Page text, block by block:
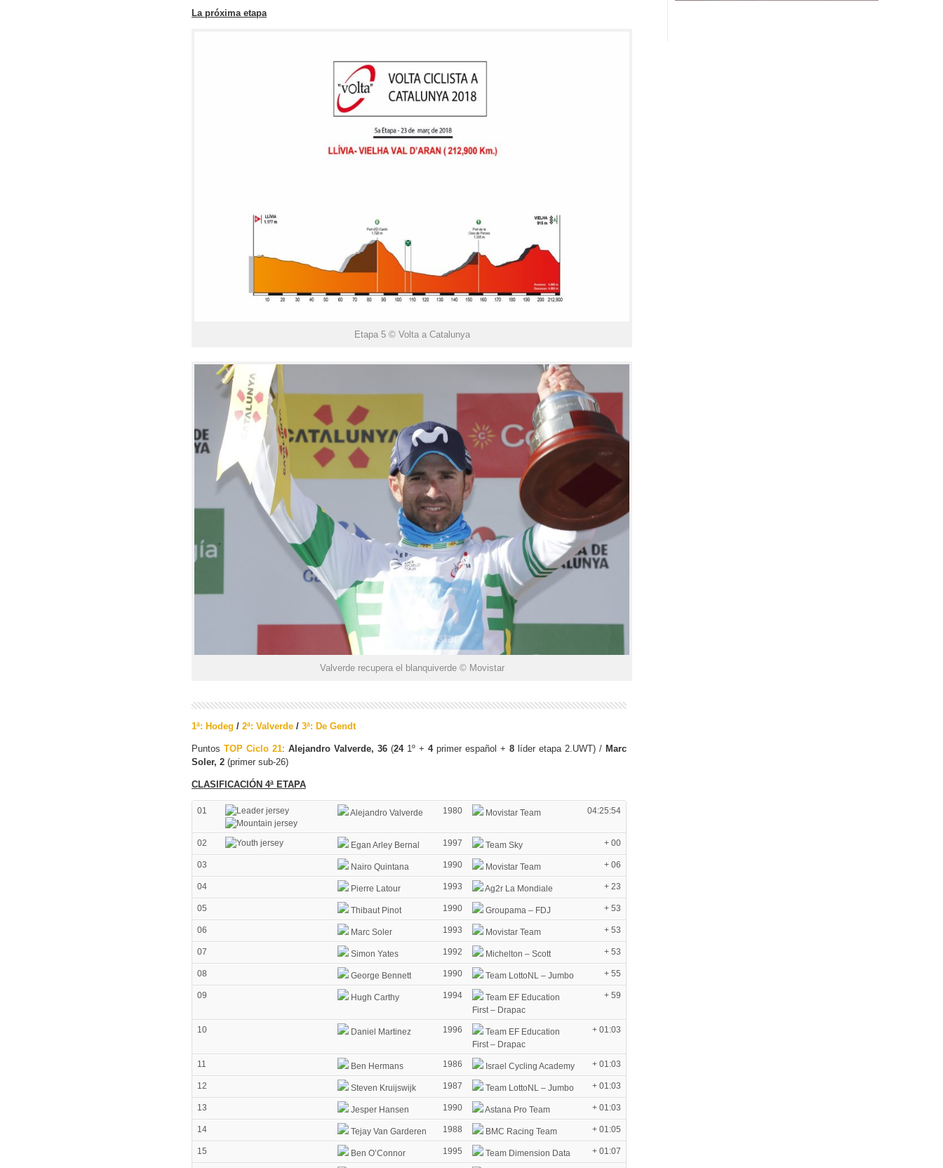
La próxima etapa
Etapa 5 © Volta a Catalunya
Valverde recupera el blanquiverde © Movistar
1ª: Hodeg / 2ª: Valverde / 3ª: De Gendt
Puntos TOP Ciclo 21: Alejandro Valverde, 36 (241º + 4primer español + 8 líder etapa 2.UWT) / Marc
Soler, 2 (primer sub-26)
CLASIFICACIÓN 4ª ETAPA
01 Alejandro Valverde 1980 Movistar Team 04:25:54
02 Egan Arley Bernal 1997 Team Sky + 00
03 Nairo Quintana 1990 Movistar Team + 06
04 Pierre Latour 1993 Ag2r La Mondiale + 23
05 Thibaut Pinot 1990 Groupama – FDJ + 53
06 Marc Soler 1993 Movistar Team + 53
07 Simon Yates 1992 Michelton – Scott + 53
08 George Bennett 1990 Team LottoNL – Jumbo + 55
09 Hugh Carthy 1994
Team EF Education
First – Drapac
+ 59
10 Daniel Martinez 1996
Team EF Education
First – Drapac
+ 01:03
11 Ben Hermans 1986 Israel Cycling Academy + 01:03
12 Steven Kruijswijk 1987 Team LottoNL – Jumbo + 01:03
13 Jesper Hansen 1990 Astana Pro Team + 01:03
14 Tejay Van Garderen 1988 BMC Racing Team + 01:05
15 Ben O’Connor 1995 Team Dimension Data + 01:07